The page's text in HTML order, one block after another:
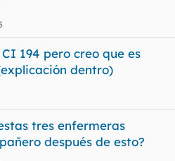
194 pero creo que es
dentro)
tres enfermeras
después de esto?